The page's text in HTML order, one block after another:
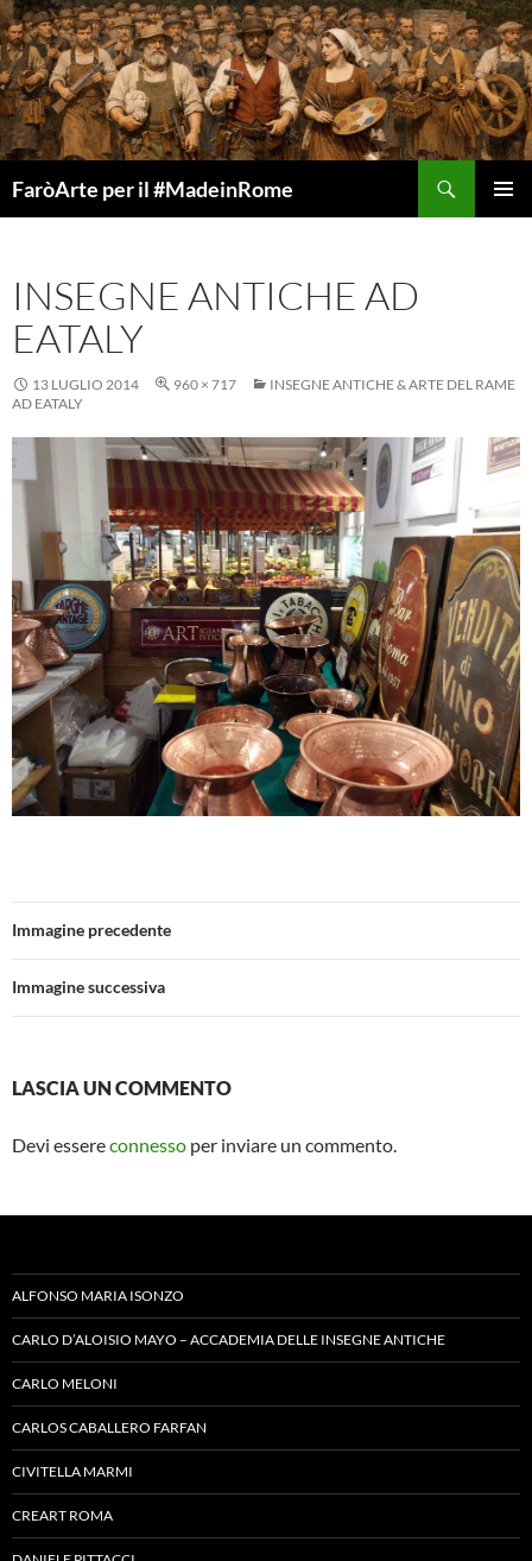
Vai
al
contenuto
FaròArte per il #MadeinRome
INSEGNE ANTICHE AD
EATALY
13 LUGLIO 2014 960 × 717
INSEGNE ANTICHE & ARTE DEL RAME
AD EATALY
Immagine precedente
Immagine successiva
LASCIA UN COMMENTO
Devi essereconnesso per inviare un commento.
ALFONSO MARIA ISONZO
CARLO D’ALOISIO MAYO – ACCADEMIA DELLE INSEGNE ANTICHE
CARLO MELONI
CARLOS CABALLERO FARFAN
CIVITELLA MARMI
CREART ROMA